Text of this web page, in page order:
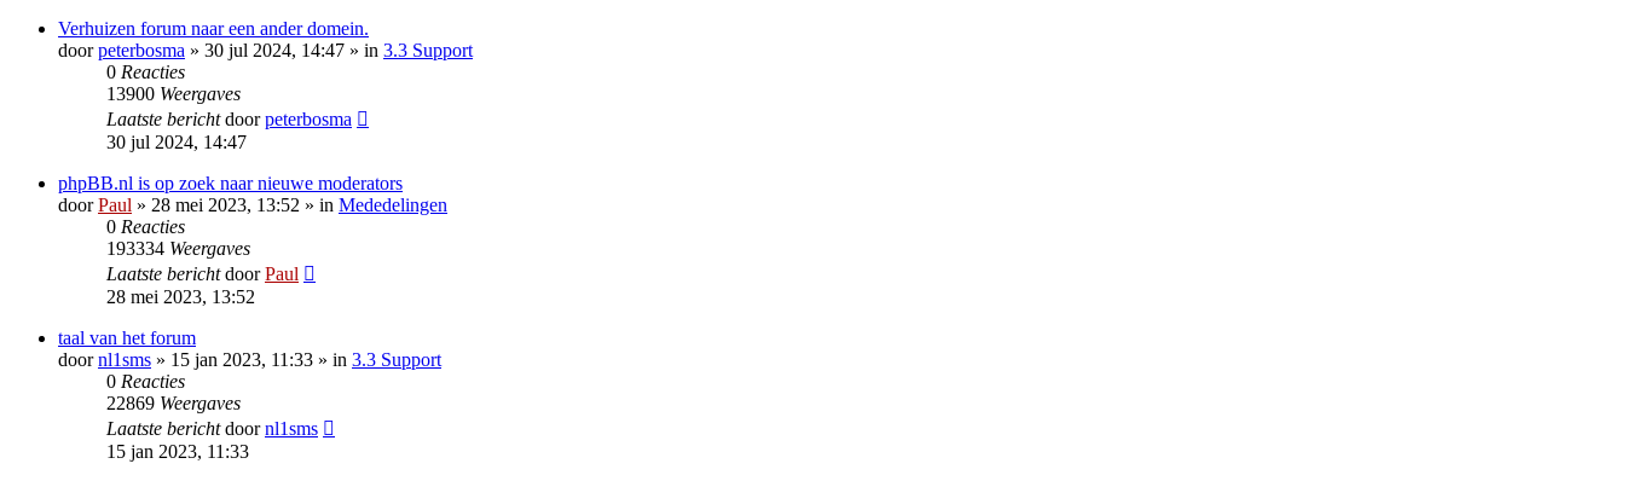
Verhuizen forum naar een ander domein.
doorpeterbosma » 30 jul 2024, 14:47 » in 3.3 Support
0 Reacties
13900 Weergaves
Laatste berichtdoorpeterbosma
30 jul 2024, 14:47
phpBB.nl is op zoek naar nieuwe moderators
doorPaul » 28 mei 2023, 13:52 » in Mededelingen
0 Reacties
193334 Weergaves
Laatste berichtdoorPaul
28 mei 2023, 13:52
taal van het forum
doornl1sms » 15 jan 2023, 11:33 » in 3.3 Support
0 Reacties
22869 Weergaves
Laatste berichtdoornl1sms
15 jan 2023, 11:33